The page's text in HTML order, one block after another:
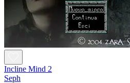
Incline Mind 2
Seph